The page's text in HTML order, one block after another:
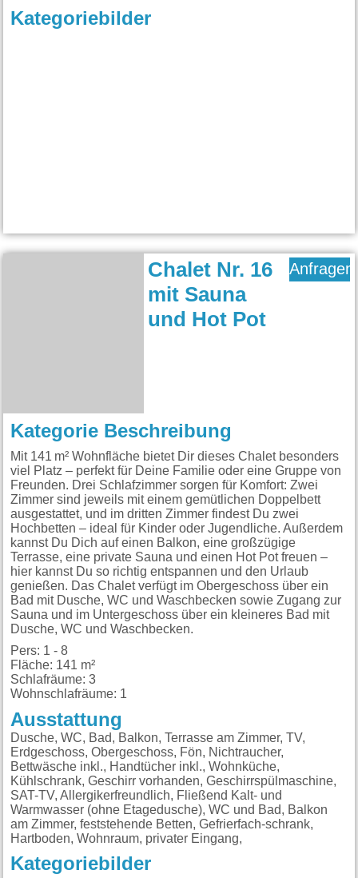
Kategoriebilder
Chalet Nr. 16
mit Sauna
und Hot Pot
Anfragen
Kategorie Beschreibung
Mit 141 m² Wohnfläche bietet Dir dieses Chalet besonders
viel Platz – perfekt für Deine Familie oder eine Gruppe von
Freunden. Drei Schlafzimmer sorgen für Komfort: Zwei
Zimmer sind jeweils mit einem gemütlichen Doppelbett
ausgestattet, und im dritten Zimmer findest Du zwei
Hochbetten – ideal für Kinder oder Jugendliche. Außerdem
kannst Du Dich auf einen Balkon, eine großzügige
Terrasse, eine private Sauna und einen Hot Pot freuen –
hier kannst Du so richtig entspannen und den Urlaub
genießen. Das Chalet verfügt im Obergeschoss über ein
Bad mit Dusche, WC und Waschbecken sowie Zugang zur
Sauna und im Untergeschoss über ein kleineres Bad mit
Dusche, WC und Waschbecken.
Pers: 1 - 8
Fläche: 141 m²
Schlafräume: 3
Wohnschlafräume: 1
Ausstattung
Dusche, WC, Bad, Balkon, Terrasse am Zimmer, TV,
Erdgeschoss, Obergeschoss, Fön, Nichtraucher,
Bettwäsche inkl., Handtücher inkl., Wohnküche,
Kühlschrank, Geschirr vorhanden, Geschirrspülmaschine,
SAT-TV, Allergikerfreundlich, Fließend Kalt- und
Warmwasser (ohne Etagedusche), WC und Bad, Balkon
am Zimmer, feststehende Betten, Gefrierfach-schrank,
Hartboden, Wohnraum, privater Eingang,
Kategoriebilder